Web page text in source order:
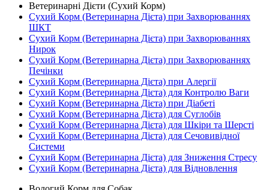
Ветеринарні Дієти (Сухий Корм)
Сухий Корм (Ветеринарна Дієта) при Захворюваннях
ШКТ
Сухий Корм (Ветеринарна Дієта) при Захворюваннях
Нирок
Сухий Корм (Ветеринарна Дієта) при Захворюваннях
Печінки
Сухий Корм (Ветеринарна Дієта) при Алергії
Сухий Корм (Ветеринарна Дієта) для Контролю Ваги
Сухий Корм (Ветеринарна Дієта) при Діабеті
Сухий Корм (Ветеринарна Дієта) для Суглобів
Сухий Корм (Ветеринарна Дієта) для Шкіри та Шерсті
Сухий Корм (Ветеринарна Дієта) для Сечовивідної
Системи
Сухий Корм (Ветеринарна Дієта) для Зниження Стресу
Сухий Корм (Ветеринарна Дієта) для Відновлення